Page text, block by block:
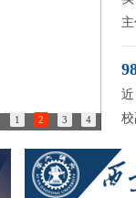
85
1 2 3 4